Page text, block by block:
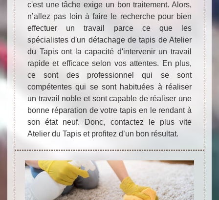
c'est une tâche exige un bon traitement. Alors,
n’allez pas loin à faire le recherche pour bien
effectuer un travail parce ce que les
spécialistes d'un détachage de tapis de Atelier
du Tapis ont la capacité d'intervenir un travail
rapide et efficace selon vos attentes. En plus,
ce sont des professionnel qui se sont
compétentes qui se sont habituées à réaliser
un travail noble et sont capable de réaliser une
bonne réparation de votre tapis en le rendant à
son état neuf. Donc, contactez le plus vite
Atelier du Tapis et profitez d’un bon résultat.